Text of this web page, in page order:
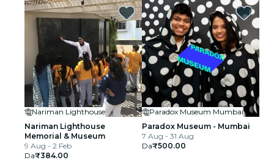
Nariman Lighthouse
Nariman Lighthouse
Memorial & Museum
9 Aug - 2 Feb
Da₹384.00
Paradox Museum Mumbai
Paradox Museum - Mumbai
7 Aug - 31 Aug
Da₹500.00